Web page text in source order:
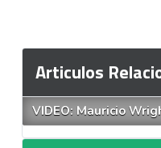
Articulos
VIDEO: Mauricio